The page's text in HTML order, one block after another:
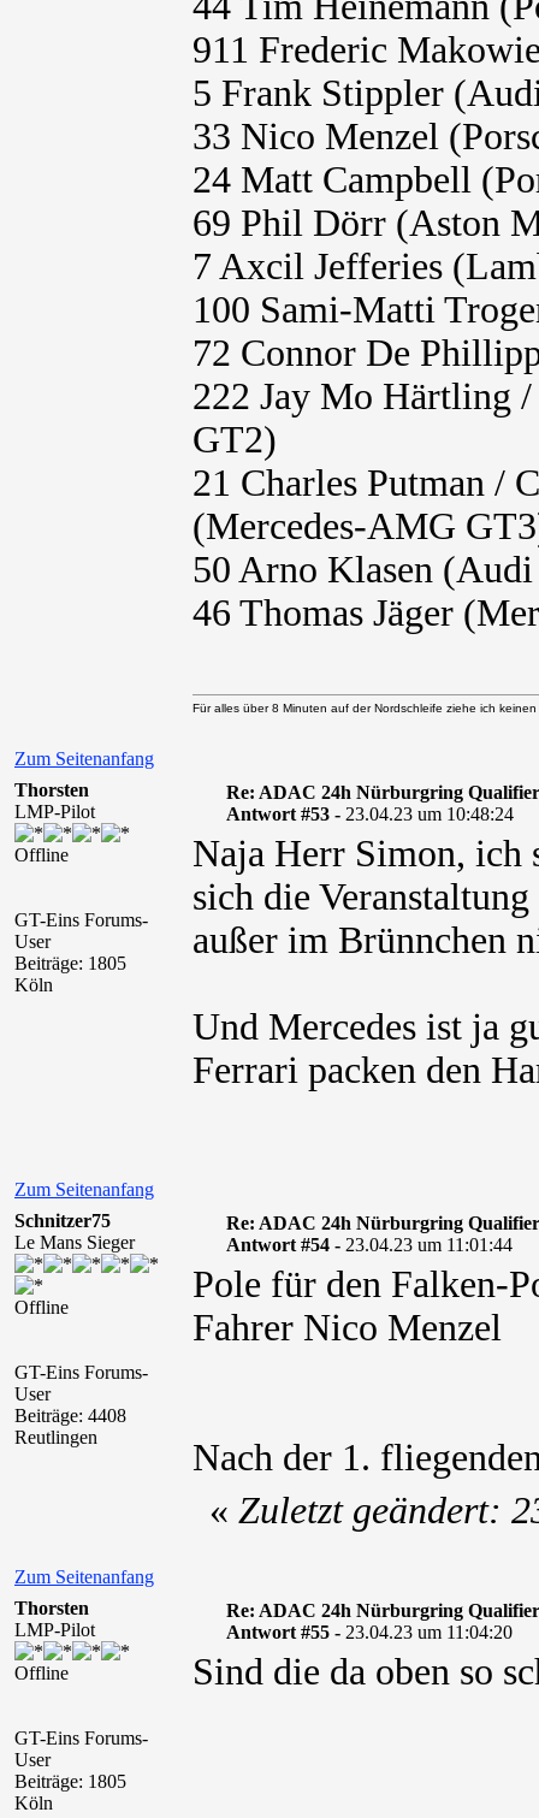
911 Frederic
5 Frank Stippler
33 Nico Menzel
24 Matt Campbell
69 Phil Dörr (Aston
7 Axcil Jefferies
100 Sami-Matti
72 Connor De
222 Jay Mo Härtling
GT2)
21 Charles Putman /
(Mercedes-AMG
50 Arno Klasen
46 Thomas Jäger
Zum Seitenanfang
Für alles über 8 Minuten auf der Nordschleife ziehe ich keinen
Thorsten
LMP-Pilot
Offline
GT-Eins Forums-
User
Beiträge: 1805
Köln
Re: ADAC 24h Nürburgring
Antwort #53 - 23.04.23 um 10:48:24
Naja Herr Simon, ich
sich die
außer im Brünnchen
Und Mercedes ist ja
Ferrari packen den
Zum Seitenanfang
Schnitzer75
Le Mans Sieger
Offline
GT-Eins Forums-
User
Beiträge: 4408
Reutlingen
Re: ADAC 24h Nürburgring
Antwort #54 - 23.04.23 um 11:01:44
Pole für den Falken-
Fahrer Nico Menzel
Nach der 1.
Zum Seitenanfang
« Zuletzt geändert:
Thorsten
LMP-Pilot
Offline
GT-Eins Forums-
User
Beiträge: 1805
Köln
Re: ADAC 24h Nürburgring
Antwort #55 - 23.04.23 um 11:04:20
Sind die da oben so